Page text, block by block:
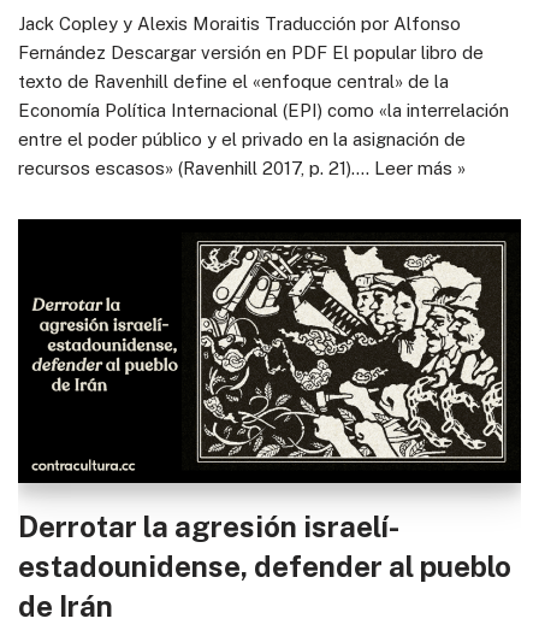
Jack Copley y Alexis Moraitis Traducción por Alfonso
Fernández Descargar versión en PDF El popular libro de
texto de Ravenhill define el «enfoque central» de la
Economía Política Internacional (EPI) como «la interrelación
entre el poder público y el privado en la asignación de
recursos escasos» (Ravenhill 2017, p. 21).… Leer más »
Derrotar la agresión israelí-
estadounidense, defender al pueblo
de Irán